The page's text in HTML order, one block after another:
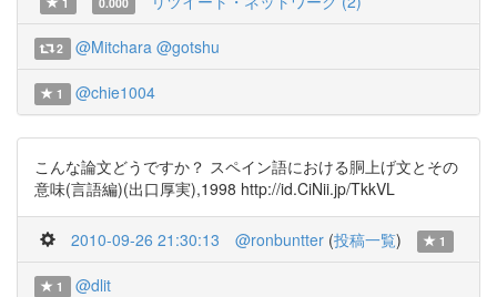
2 @Mitchara @gotshu
1 @chie1004
こんな論文どうですか？ スペイン語における胴上げ文とその
意味(言語編)(出口厚実),1998 http://id.CiNii.jp/TkkVL
2010-09-26 21:30:13 @ronbuntter (投稿一覧) 1
1 @dlit